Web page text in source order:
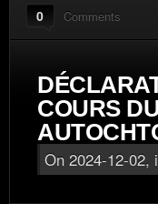
0 Comments
COURS
On 2024-12-02,